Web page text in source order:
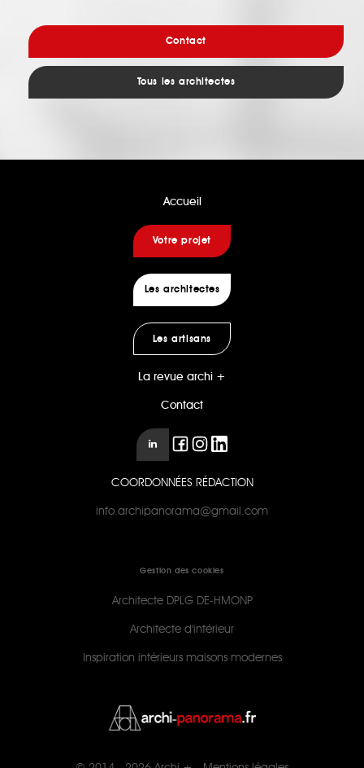
Contact
Tous les architectes
Accueil
Votre projet
Les architectes
Les artisans
La revue archi +
Contact
COORDONNÉES RÉDACTION
info.archipanorama@gmail.com
Gestion des cookies
Architecte DPLG DE-HMONP
Architecte d'intérieur
Inspiration intérieurs maisons modernes